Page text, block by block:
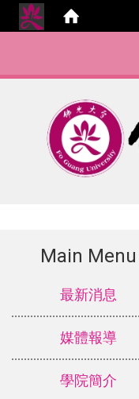
Main Menu
最新消息
媒體報導
學院簡介